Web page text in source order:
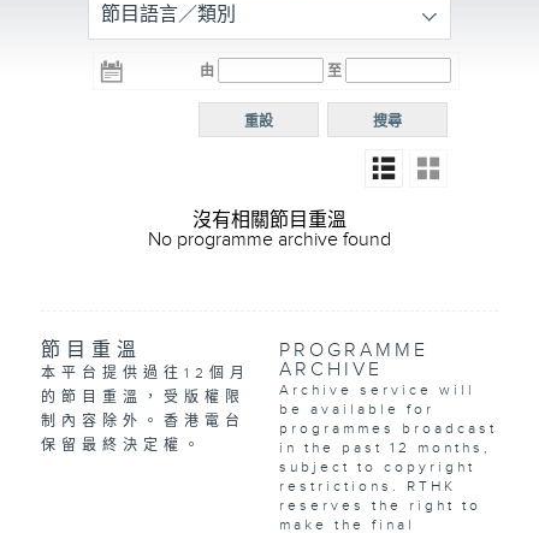
R3
電台 電台
R5
電台
普通
節目語言／類別
由 至
搜尋
重設
沒有相關節目重溫
No programme archive found
節目重溫
本平台提供過往12個月
的節目重溫，受版權限
制內容除外。香港電台
保留最終決定權。
PROGRAMME
ARCHIVE
Archive service will
be available for
programmes broadcast
in the past 12 months,
subject to copyright
restrictions. RTHK
reserves the right to
make the final